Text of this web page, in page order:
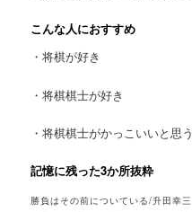
こんな人におすすめ
・将棋が好き
・将棋棋士が好き
・将棋棋士がかっこいいと思う
記憶に残った3か所抜粋
勝負はその前についている/升田幸三